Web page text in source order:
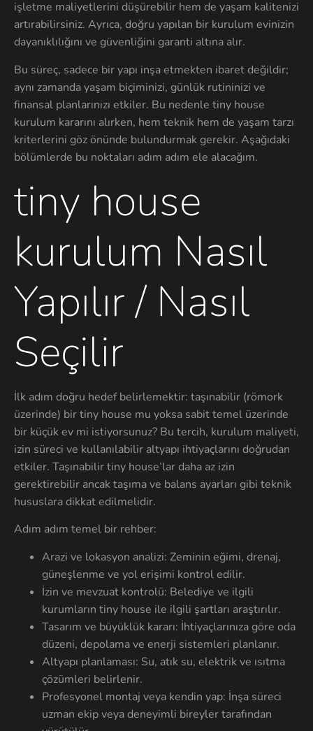
işletme maliyetlerini düşürebilir hem de yaşam kalitenizi
artırabilirsiniz. Ayrıca, doğru yapılan bir kurulum evinizin
dayanıklılığını ve güvenliğini garanti altına alır.
Bu süreç, sadece bir yapı inşa etmekten ibaret değildir;
aynı zamanda yaşam biçiminizi, günlük rutininizi ve
finansal planlarınızı etkiler. Bu nedenle tiny house
kurulum kararını alırken, hem teknik hem de yaşam tarzı
kriterlerini göz önünde bulundurmak gerekir. Aşağıdaki
bölümlerde bu noktaları adım adım ele alacağım.
tiny house
kurulum Nasıl
Yapılır / Nasıl
Seçilir
İlk adım doğru hedef belirlemektir: taşınabilir (römork
üzerinde) bir tiny house mu yoksa sabit temel üzerinde
bir küçük ev mi istiyorsunuz? Bu tercih, kurulum maliyeti,
izin süreci ve kullanılabilir altyapı ihtiyaçlarını doğrudan
etkiler. Taşınabilir tiny house’lar daha az izin
gerektirebilir ancak taşıma ve balans ayarları gibi teknik
hususlara dikkat edilmelidir.
Adım adım temel bir rehber:
Arazi ve lokasyon analizi: Zeminin eğimi, drenaj,
güneşlenme ve yol erişimi kontrol edilir.
İzin ve mevzuat kontrolü: Belediye ve ilgili
kurumların tiny house ile ilgili şartları araştırılır.
Tasarım ve büyüklük kararı: İhtiyaçlarınıza göre oda
düzeni, depolama ve enerji sistemleri planlanır.
Altyapı planlaması: Su, atık su, elektrik ve ısıtma
çözümleri belirlenir.
Profesyonel montaj veya kendin yap: İnşa süreci
uzman ekip veya deneyimli bireyler tarafından